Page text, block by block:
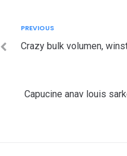
navigation
Previous
PREVIOUS
Crazy bulk volumen,
Capucine anav louis